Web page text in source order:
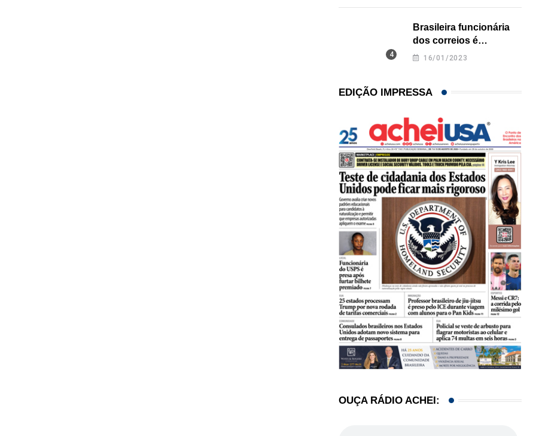
Brasileira funcionária
dos correios é
assassinada a facadas
16/01/2023
EDIÇÃO IMPRESSA
OUÇA RÁDIO ACHEI: